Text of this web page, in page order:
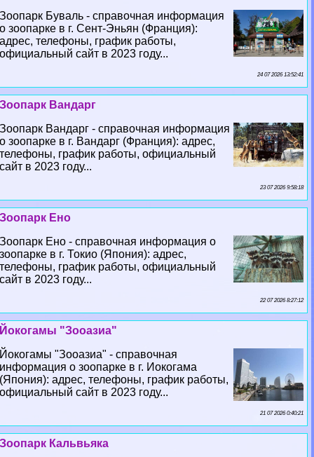
Зоопарк Буваль - справочная информация
о зоопарке в г. Сент-Эньян (Франция):
адрес, телефоны, график работы,
официальный сайт в 2023 году...
24 07 2026 13:52:41
Зоопарк Вандарг
Зоопарк Вандарг - справочная информация
о зоопарке в г. Вандарг (Франция): адрес,
телефоны, график работы, официальный
сайт в 2023 году...
23 07 2026 9:58:18
Зоопарк Ено
Зоопарк Ено - справочная информация о
зоопарке в г. Токио (Япония): адрес,
телефоны, график работы, официальный
сайт в 2023 году...
22 07 2026 8:27:12
Йокогамы "Зооазиа"
Йокогамы "Зооазиа" - справочная
информация о зоопарке в г. Иокогама
(Япония): адрес, телефоны, график работы,
официальный сайт в 2023 году...
21 07 2026 0:40:21
Зоопарк Кальвьяка